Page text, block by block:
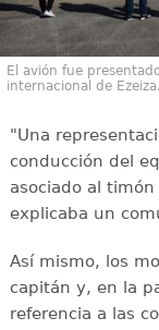
El avión fue
internacional de Ezeiza.
"Una
conducción del
asociado al
explicaba un
Así mismo, los
capitán y, en la
referencia a las